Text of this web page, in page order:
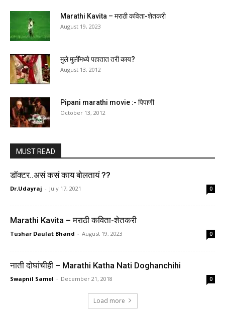
Marathi Kavita – मराठी कविता-शेतकरी
August 19, 2023
मुले मुलींमध्ये पहातात तरी काय?
August 13, 2012
Pipani marathi movie :- पिपाणी
October 13, 2012
MUST READ
डॉक्टर..असं कसं काय बोलतायं ??
Dr.Udayraj - July 17, 2021 0
Marathi Kavita – मराठी कविता-शेतकरी
Tushar Daulat Bhand - August 19, 2023 0
नाती दोघांचीही – Marathi Katha Nati Doghanchihi
Swapnil Samel - December 21, 2018 0
Load more